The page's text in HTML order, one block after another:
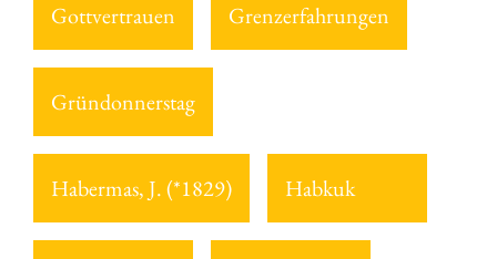
Gottvertrauen Grenzerfahrungen
Gründonnerstag
Habermas, J. (*1829) Habkuk